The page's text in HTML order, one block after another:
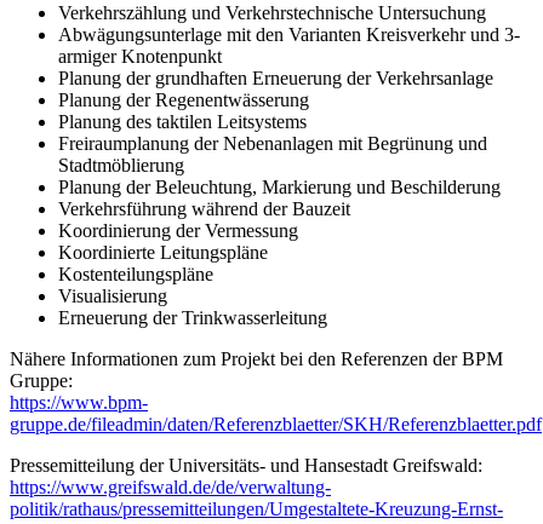
Verkehrszählung und Verkehrstechnische Untersuchung
Abwägungsunterlage mit den Varianten Kreisverkehr und 3-
armiger Knotenpunkt
Planung der grundhaften Erneuerung der Verkehrsanlage
Planung der Regenentwässerung
Planung des taktilen Leitsystems
Freiraumplanung der Nebenanlagen mit Begrünung und
Stadtmöblierung
Planung der Beleuchtung, Markierung und Beschilderung
Verkehrsführung während der Bauzeit
Koordinierung der Vermessung
Koordinierte Leitungspläne
Kostenteilungspläne
Visualisierung
Erneuerung der Trinkwasserleitung
Nähere Informationen zum Projekt bei den Referenzen der BPM
Gruppe:
https://www.bpm-
gruppe.de/fileadmin/daten/Referenzblaetter/SKH/Referenzblaetter.pdf
Pressemitteilung der Universitäts- und Hansestadt Greifswald:
https://www.greifswald.de/de/verwaltung-
politik/rathaus/pressemitteilungen/Umgestaltete-Kreuzung-Ernst-